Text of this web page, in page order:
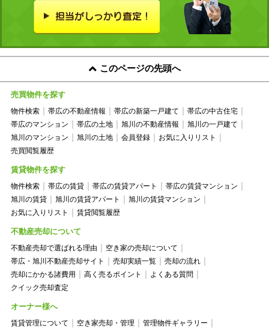
このページの先頭へ
売買物件を探す
物件検索 帯広の不動産情報 帯広の新築一戸建て
帯広の中古住宅
帯広のマンション
帯広の土地 旭川の不動産情報
旭川の一戸建て
旭川のマンション
旭川の土地 会員登録
お気に入りリスト
売買閲覧履歴
賃貸物件を探す
物件検索 帯広の賃貸 帯広の賃貸アパート
帯広の賃貸マンション
旭川の賃貸
旭川の賃貸アパート
旭川の賃貸マンション
お気に入りリスト
賃貸閲覧履歴
不動産売却について
不動産売却で選ばれる理由
空き家の売却について
帯広・旭川不動産売却サイト
売却実績一覧
売却の流れ
売却にかかる諸費用
高く売るポイント
よくある質問
クイック売却査定
オーナー様へ
賃貸管理について 空き家売却・管理
管理物件ギャラリー